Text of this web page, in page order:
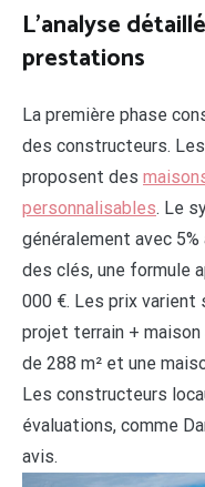
L’analyse
prestations
La première phase
des constructeurs.
proposent des
personnalisables. Le
généralement avec
des clés, une formule
000 €. Les prix varient
projet terrain +
de 288 m² et une
Les constructeurs
évaluations, comme
avis.